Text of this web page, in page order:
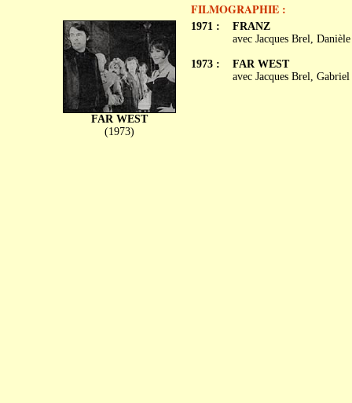
FILMOGRAPHIE :
FAR WEST
(1973)
1971 :
1973 :
FRANZ
avec Jacques Brel,
FAR WEST
avec Jacques Brel,